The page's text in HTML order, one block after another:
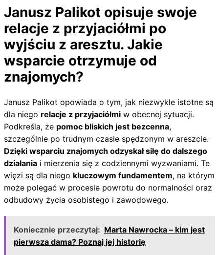
Janusz Palikot opisuje swoje
relacje z przyjaciółmi po
wyjściu z aresztu. Jakie
wsparcie otrzymuje od
znajomych?
Janusz Palikot opowiada o tym, jak niezwykle istotne są
dla niego relacje z przyjaciółmi w obecnej sytuacji.
Podkreśla, że pomoc bliskich jest bezcenna,
szczególnie po trudnym czasie spędzonym w areszcie.
Dzięki wsparciu znajomych odzyskał siłę do dalszego
działania i mierzenia się z codziennymi wyzwaniami. Te
więzi są dla niego kluczowym fundamentem, na którym
może polegać w procesie powrotu do normalności oraz
odbudowy życia osobistego i zawodowego.
Koniecznie przeczytaj: Marta Nawrocka – kim jest
pierwsza dama? Poznaj jej historię